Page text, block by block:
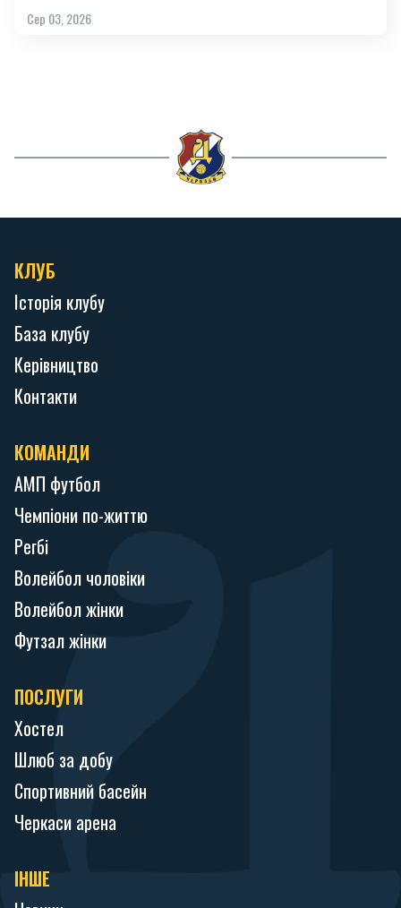
Сер 03, 2026
КЛУБ
Історія клубу
База клубу
Керівництво
Контакти
КОМАНДИ
АМП футбол
Чемпіони по-життю
Регбі
Волейбол чоловіки
Волейбол жінки
Футзал жінки
ПОСЛУГИ
Хостел
Шлюб за добу
Спортивний басейн
Черкаси арена
ІНШЕ